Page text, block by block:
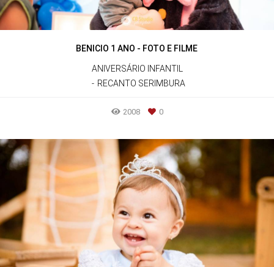
BENICIO 1 ANO - FOTO E FILME
ANIVERSÁRIO INFANTIL
RECANTO SERIMBURA
2008 0